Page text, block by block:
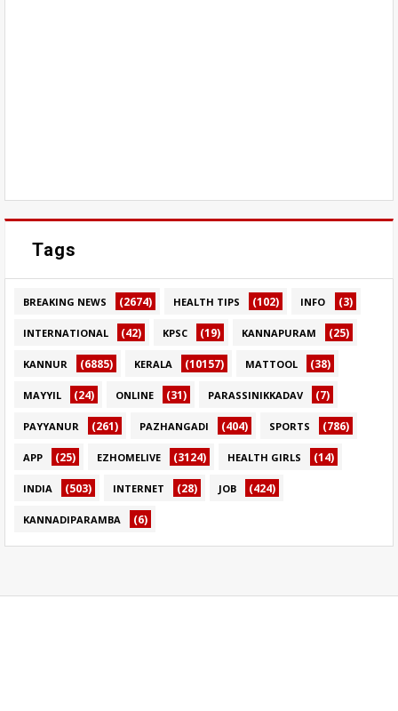
Tags
BREAKING NEWS (2674) HEALTH TIPS (102) INFO (3)
INTERNATIONAL (42) KPSC (19) KANNAPURAM (25)
KANNUR (6885) KERALA (10157) MATTOOL (38)
MAYYIL (24) ONLINE (31) PARASSINIKKADAV (7)
PAYYANUR (261) PAZHANGADI (404) SPORTS (786)
APP (25) EZHOMELIVE (3124) HEALTH GIRLS (14)
INDIA (503) INTERNET (28) JOB (424)
KANNADIPARAMBA (6)